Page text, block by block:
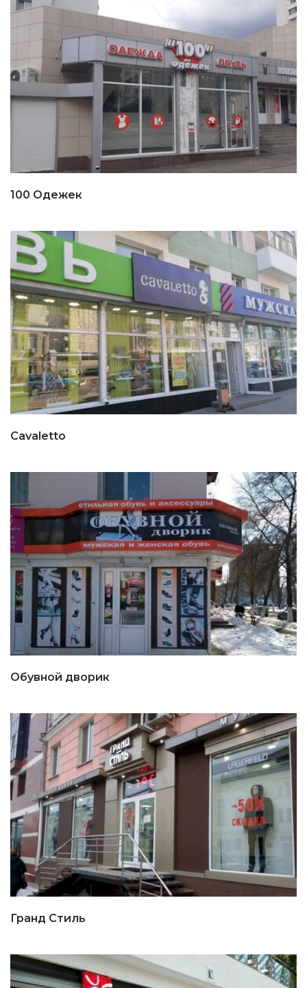
100 Одежек
Cavaletto
Обувной дворик
Гранд Стиль